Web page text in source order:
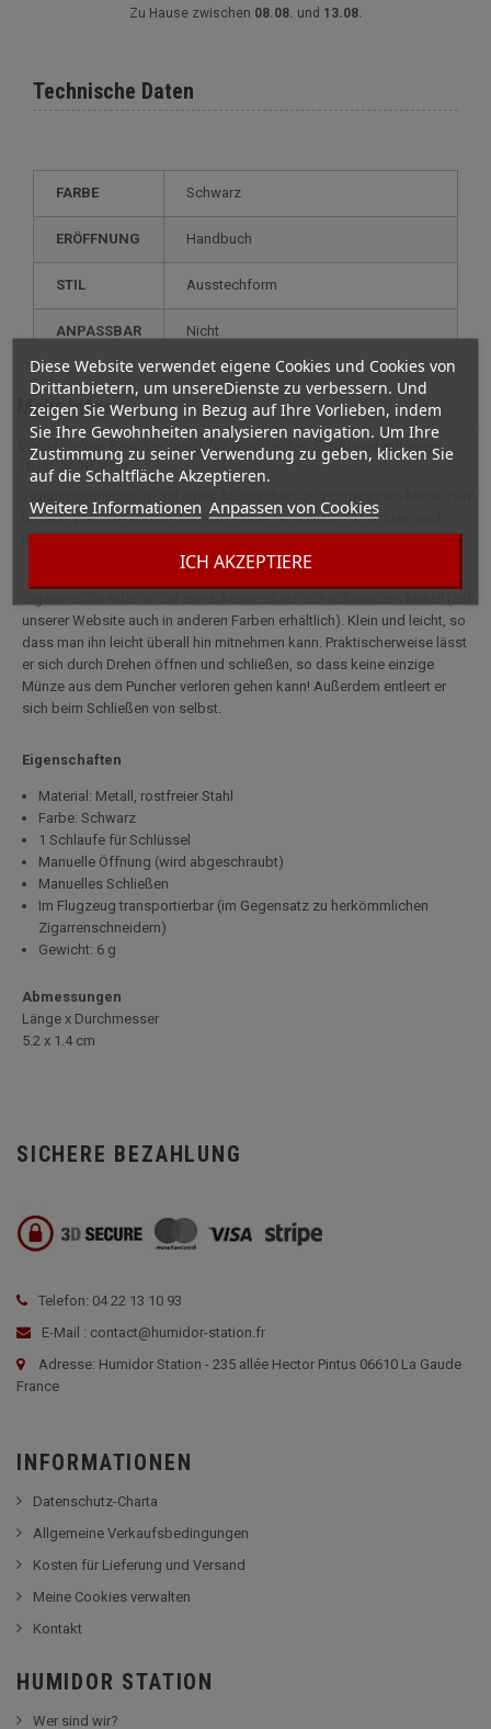
Diese Website verwendet eigene Cookies und Cookies von
Drittanbietern, um unsereDienste zu verbessern. Und
zeigen Sie Werbung in Bezug auf Ihre Vorlieben, indem
Sie Ihre Gewohnheiten analysieren navigation. Um Ihre
Zustimmung zu seiner Verwendung zu geben, klicken Sie
auf die Schaltfläche Akzeptieren.
Weitere Informationen Anpassen von Cookies
ICH AKZEPTIERE
Zu Hause zwischen 08.08. und 13.08.
Technische Daten
FARBE Schwarz
ERÖFFNUNG Handbuch
STIL ausstechform
ANPASSBAR nicht
Mehr Infos
Vollständige Beschreibung für Ausstecher Schlüsselanhänger
Twist Schwarz
unserer Website auch in anderen Farben erhältlich). Da er klein und
unserer Website auch in anderen Farben erhältlich). Klein und leicht, so
dass man ihn leicht überall hin mitnehmen kann. Praktischerweise lässt
er sich durch Drehen öffnen und schließen, so dass keine einzige
Münze aus dem Puncher verloren gehen kann! Außerdem entleert er
sich beim Schließen von selbst.
Eigenschaften
Material: Metall, rostfreier Stahl
Farbe: Schwarz
1 Schlaufe für Schlüssel
Manuelle Öffnung (wird abgeschraubt)
Manuelles Schließen
Im Flugzeug transportierbar (im Gegensatz zu herkömmlichen
Zigarrenschneidern)
Gewicht: 6 g
Abmessungen
Länge x Durchmesser
5.2 x 1.4 cm
SICHERE BEZAHLUNG
Telefon: 04 22 13 10 93
E-Mail : contact@humidor-station.fr
Adresse: Humidor Station - 235 allée Hector Pintus 06610 La Gaude
France
INFORMATIONEN
Datenschutz-Charta
Allgemeine Verkaufsbedingungen
Kosten für Lieferung und Versand
Meine Cookies verwalten
Kontakt
HUMIDOR STATION
Wer sind wir?